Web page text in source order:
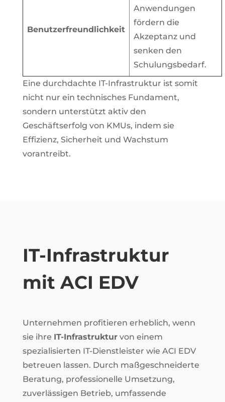
Benutzerfreundlichkeit
Anwendungen
fördern die
Akzeptanz und
senken den
Schulungsbedarf.
Eine durchdachte IT-Infrastruktur ist somit
nicht nur ein technisches Fundament,
sondern unterstützt aktiv den
Geschäftserfolg von KMUs, indem sie
Effizienz, Sicherheit und Wachstum
vorantreibt.
IT-Infrastruktur
mit ACI EDV
Unternehmen profitieren erheblich, wenn
sie ihre IT-Infrastrukturvon einem
spezialisierten IT-Dienstleister wie ACI EDV
betreuen lassen. Durch maßgeschneiderte
Beratung, professionelle Umsetzung,
zuverlässigen Betrieb, umfassende